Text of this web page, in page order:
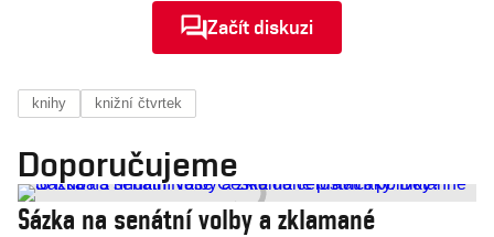
Začít diskuzi
knihy knižní čtvrtek
Doporučujeme
Sázka na senátní volby a zklamané